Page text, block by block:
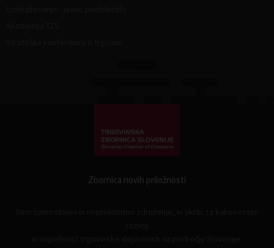
Zbornica novih priložnosti